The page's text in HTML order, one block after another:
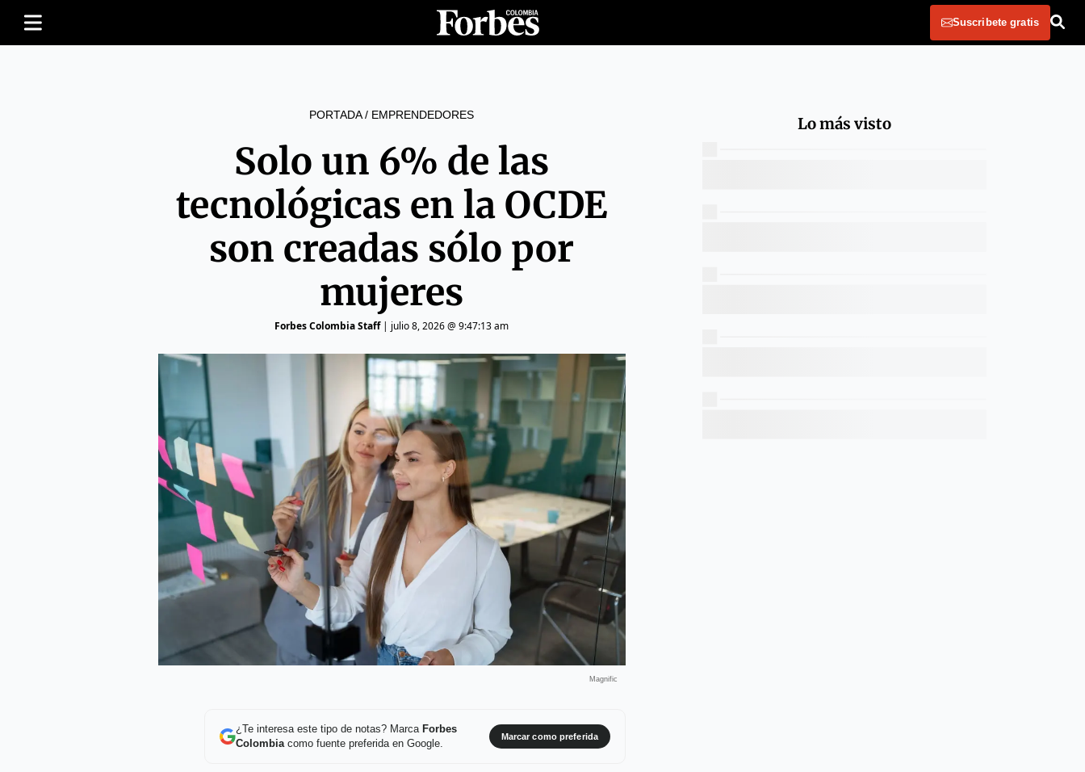
Suscribete gratis
PORTADA/ EMPRENDEDORES
Solo un 6% de las
tecnológicas en la OCDE
son creadas sólo por
mujeres
Forbes Colombia Staff| julio 8, 2026 @ 9:47:13 am
Magnific
¿Te interesa este tipo de notas? Marca Forbes
Colombiacomo fuente preferida en Google.
Marcar como preferida
Lo más visto